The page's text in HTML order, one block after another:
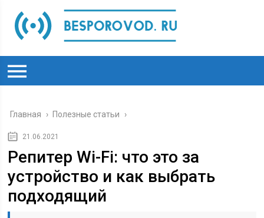
Главная › Полезные статьи ›
21.06.2021
Репитер Wi-Fi: что это за
устройство и как выбрать
подходящий